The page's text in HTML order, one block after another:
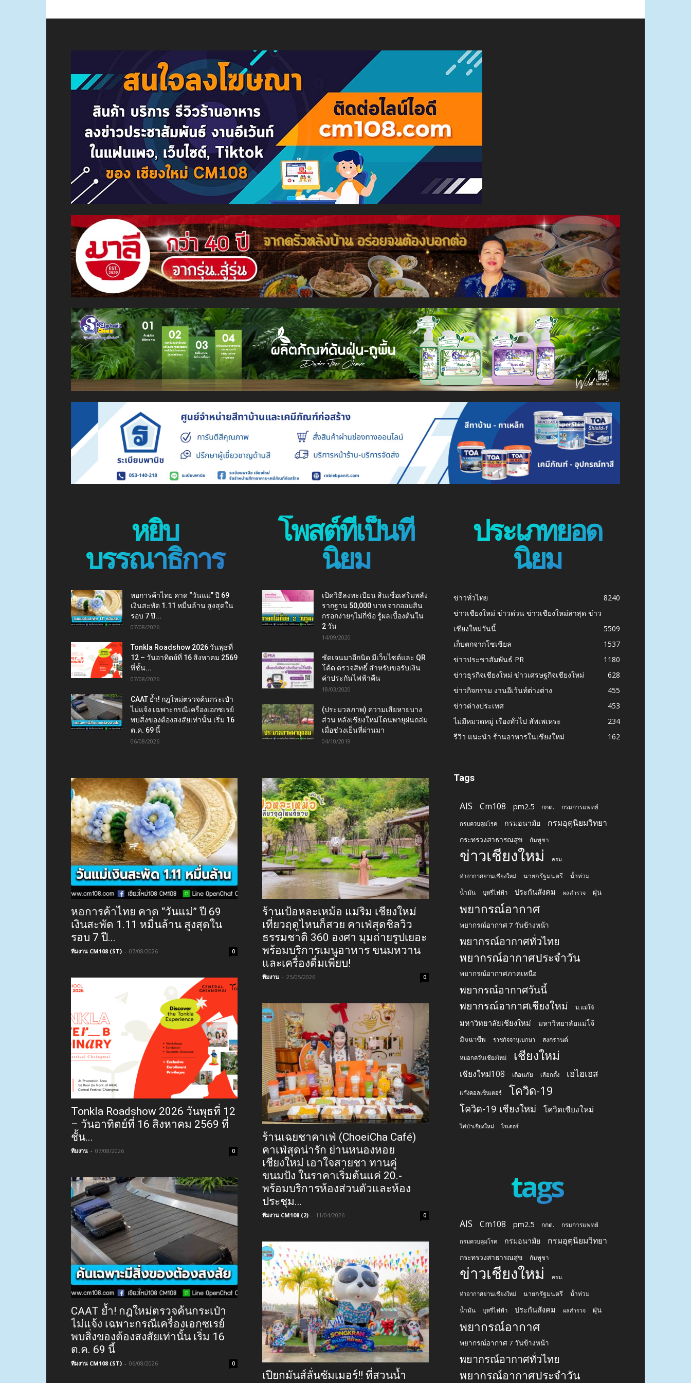
หยิบ
บรรณาธิการ
หอการค้าไทย คาด “วันแม่” ปี 69
เงินสะพัด 1.11 หมื่นล้าน สูงสุดใน
รอบ 7 ปี...
07/08/2026
Tonkla Roadshow 2026 วันพุธที่
12 – วันอาทิตย์ที่ 16 สิงหาคม 2569
ที่ชั้น...
07/08/2026
CAAT ย้ำ! กฎใหม่ตรวจค้นกระเป๋า
ไม่แจ้ง เฉพาะกรณีเครื่องเอกซเรย์
พบสิ่งของต้องสงสัยเท่านั้น เริ่ม 16
ต.ค. 69 นี้
06/08/2026
หอการค้าไทย คาด “วันแม่” ปี 69
เงินสะพัด 1.11 หมื่นล้าน สูงสุดใน
รอบ 7 ปี...
ทีมงาน CM108 (ST) - 07/08/2026 0
Tonkla Roadshow 2026 วันพุธที่ 12
– วันอาทิตย์ที่ 16 สิงหาคม 2569 ที่
ชั้น...
ทีมงาน - 07/08/2026 0
CAAT ย้ำ! กฎใหม่ตรวจค้นกระเป๋า
ไม่แจ้ง เฉพาะกรณีเครื่องเอกซเรย์
พบสิ่งของต้องสงสัยเท่านั้น เริ่ม 16
ต.ค. 69 นี้
ทีมงาน CM108 (ST) - 06/08/2026 0
โพสต์ที่เป็นที่
นิยม
เปิดวิธีลงทะเบียน สินเชื่อเสริมพลัง
รากฐาน 50,000 บาท จากออมสิน
กรอกง่ายๆไม่กี่ข้อ รู้ผลเบื้องต้นใน
2 วัน
14/09/2020
ชัดเจนมาอีกนิด มีเว็บไซต์และ QR
โค้ด ตรวจสิทธิ์ สำหรับขอรับเงิน
ค่าประกันไฟฟ้าคืน
18/03/2020
(ประมวลภาพ) ความเสียหายบาง
ส่วน หลังเชียงใหม่โดนพายุฝนถล่ม
เมื่อช่วงเย็นที่ผ่านมา
04/10/2019
ร้านเป้อหละเหม้อ แม่ริม เชียงใหม่
เที่ยวฤดูไหนก็สวย คาเฟ่สุดชิลวิว
ธรรมชาติ 360 องศา มุมถ่ายรูปเยอะ
พร้อมบริการเมนูอาหาร ขนมหวาน
และเครื่องดื่มเพียบ!
ทีมงาน - 25/05/2026 0
ร้านเฉยชาคาเฟ่ (ChoeiCha Café)
คาเฟ่สุดน่ารัก ย่านหนองหอย
เชียงใหม่ เอาใจสายชา ทานคู่
ขนมปัง ในราคาเริ่มต้นแค่ 20.-
พร้อมบริการห้องส่วนตัวและห้อง
ประชุม...
ทีมงาน CM108 (2) - 11/04/2026 0
เปียกมันส์ลั่นซัมเมอร์!! ที่สวนน้ำ
ประเภทยอด
นิยม
ข่าวทั่วไทย
8240
ข่าวเชียงใหม่ ข่าวด่วน ข่าวเชียงใหม่ล่าสุด ข่าว
เชียงใหม่วันนี้
5509
เก็บตกจากโซเชียล
1537
ข่าวประชาสัมพันธ์ PR
1180
ข่าวธุรกิจเชียงใหม่ ข่าวเศรษฐกิจเชียงใหม่
628
ข่าวกิจกรรม งานอีเว้นท์ต่างต่าง
455
ข่าวต่างประเทศ
453
ไม่มีหมวดหมู่ เรื่องทั่วไป สัพเพเหระ
234
รีวิว แนะนำ ร้านอาหารในเชียงใหม่
162
Tags
AIS Cm108 pm2.5 กกต. กรมการแพทย์
กรมควบคุมโรค กรมอนามัย กรมอุตุนิยมวิทยา
กระทรวงสาธารณสุข กัมพูชา
ข่าวเชียงใหม่ ครม.
ท่าอากาศยานเชียงใหม่ นายกรัฐมนตรี น้ำท่วม
น้ำมัน บุหรี่ไฟฟ้า ประกันสังคม ผลสำรวจ ฝุ่น
พยากรณ์อากาศ
พยากรณ์อากาศ 7 วันข้างหน้า
พยากรณ์อากาศทั่วไทย
พยากรณ์อากาศประจำวัน
พยากรณ์อากาศภาคเหนือ
พยากรณ์อากาศวันนี้
พยากรณ์อากาศเชียงใหม่
ม.แม่โจ้
มหาวิทยาลัยเชียงใหม่ มหาวิทยาลัยแม่โจ้
มิจฉาชีพ ราชกิจจานุเบกษา สงกรานต์
หมอกควันเชียงใหม่ เชียงใหม่
เชียงใหม่108 เตือนภัย เลือกตั้ง เอไอเอส
แก๊งคอลเซ็นเตอร์ โควิด-19
โควิด-19 เชียงใหม่ โควิดเชียงใหม่
ไฟป่าเชียงใหม่ ไรเดอร์
tags
AIS Cm108 pm2.5 กกต. กรมการแพทย์
กรมควบคุมโรค กรมอนามัย กรมอุตุนิยมวิทยา
กระทรวงสาธารณสุข กัมพูชา
ข่าวเชียงใหม่ ครม.
ท่าอากาศยานเชียงใหม่ นายกรัฐมนตรี น้ำท่วม
น้ำมัน บุหรี่ไฟฟ้า ประกันสังคม ผลสำรวจ ฝุ่น
พยากรณ์อากาศ
พยากรณ์อากาศ 7 วันข้างหน้า
พยากรณ์อากาศทั่วไทย
พยากรณ์อากาศประจำวัน